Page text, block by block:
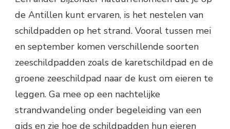
de Antillen kunt ervaren, is het nestelen van
schildpadden op het strand. Vooral tussen mei
en september komen verschillende soorten
zeeschildpadden zoals de karetschildpad en de
groene zeeschildpad naar de kust om eieren te
leggen. Ga mee op een nachtelijke
strandwandeling onder begeleiding van een
gids en zie hoe de schildpadden hun eieren